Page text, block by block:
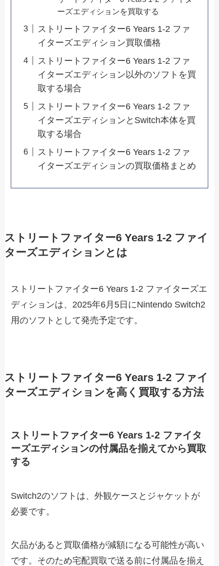
ーズエディションを買取する
ストリートファイター6 Years 1-2 ファ
イターズエディション買取価格
ストリートファイター6 Years 1-2 ファ
イターズエディション以外のソフトを買
取する場合
ストリートファイター6 Years 1-2 ファ
イターズエディションとSwitch本体を買
取する場合
ストリートファイター6 Years 1-2 ファ
イターズエディションの買取価格まとめ
ストリートファイター6 Years 1-2 ファイ
ターズエディションとは
ストリートファイター6 Years 1-2 ファイターズエ
ディションは、2025年6月5日にNintendo Switch2
用のソフトとして発売予定です。
ストリートファイター6 Years 1-2 ファイ
ターズエディションを高く買取する方法
ストリートファイター6 Years 1-2 ファイタ
ーズエディションの付属品を揃えてから買取
する
Switch2のソフトは、外観ケースとジャケットが
必要です。
欠品があると買取価格が減額になる可能性が高い
です。そのため宅配買取で送る前に付属品を揃え